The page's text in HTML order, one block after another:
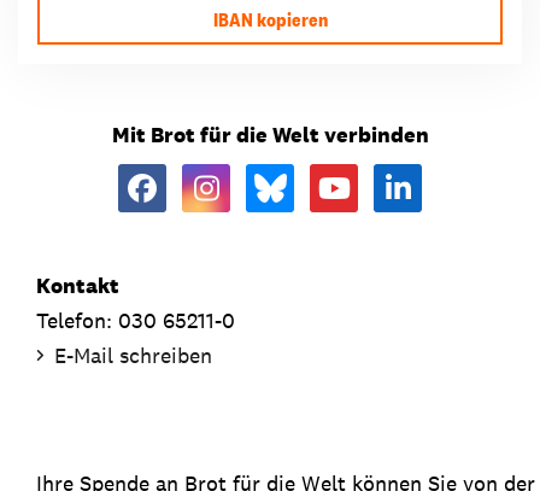
IBAN kopieren
Mit Brot für die Welt verbinden
Kontakt
Telefon: 030 65211-0
E-Mail schreiben
Ihre Spende an Brot für die Welt können Sie von